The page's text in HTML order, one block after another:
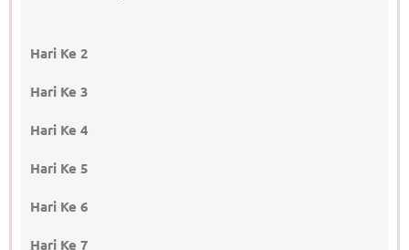
Hari Ke 2
Hari Ke 3
Hari Ke 4
Hari Ke 5
Hari Ke 6
Hari Ke 7